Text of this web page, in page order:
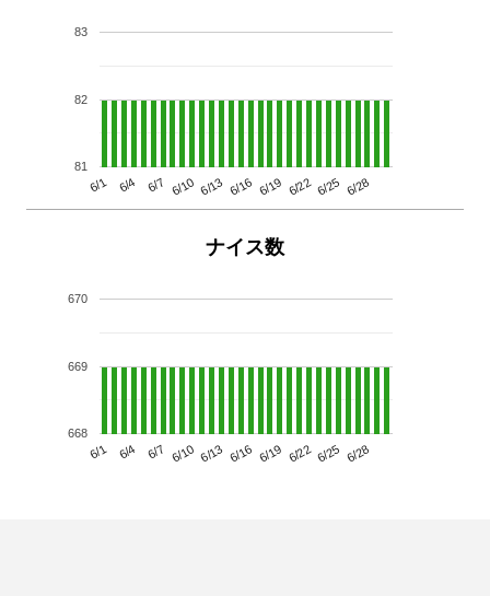
6/1 6/4 6/7 6/10 6/13 6/16 6/19 6/22 6/25 6/28
81
82
83
ナイス数
6/1 6/4 6/7 6/10 6/13 6/16 6/19 6/22 6/25 6/28
668
669
670